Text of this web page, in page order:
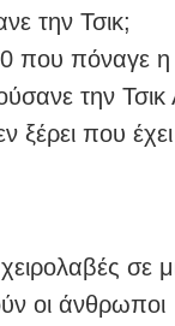
την Τσικ;
που πόναγε η
την Τσικ
ξέρει που
σε
οι άνθρωποι